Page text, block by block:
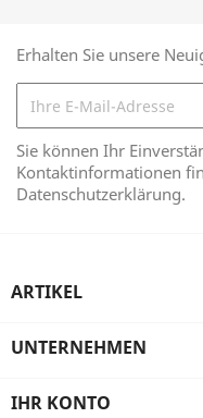
Erhalten Sie unsere
Sie können Ihr
Kontaktinformationen
Datenschutzerklärung.
ARTIKEL
UNTERNEHMEN
IHR KONTO